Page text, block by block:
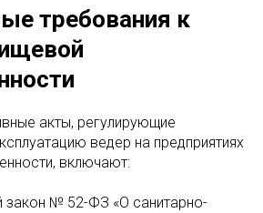
требования к
акты, регулирующие
ведер на предприятиях
включают:
закон № 52-ФЗ «О санитарно-